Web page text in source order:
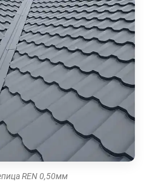
REN 0,50мм